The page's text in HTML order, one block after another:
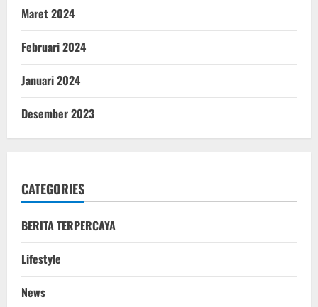
Maret 2024
Februari 2024
Januari 2024
Desember 2023
CATEGORIES
BERITA TERPERCAYA
Lifestyle
News